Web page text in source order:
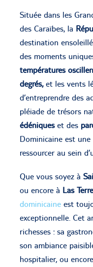
Située dans les
des Caraïbes, la
destination
des moments
températures
degrés,et les vents
d’entreprendre des
pléiade de trésors
édéniqueset des
Dominicaine est
ressourcer au sein
Que vous soyez à
ou encore à Las
dominicaine est
exceptionnelle. Cet
richesses : sa
son ambiance
hospitalier, ou